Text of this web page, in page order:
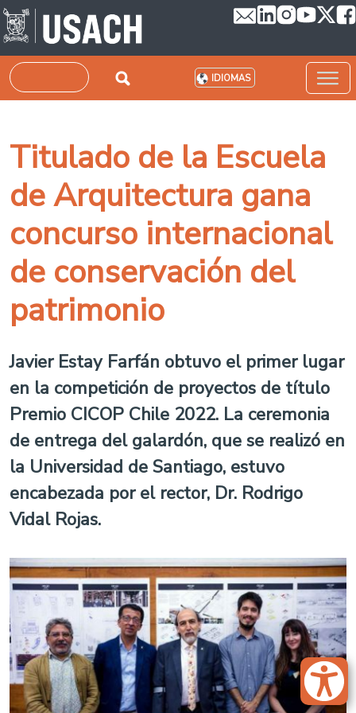
Pasar al contenido principal
Buscar IDIOMAS
Titulado de la Escuela
de Arquitectura gana
concurso internacional
de conservación del
patrimonio
Javier Estay Farfán obtuvo el primer lugar
en la competición de proyectos de título
Premio CICOP Chile 2022. La ceremonia
de entrega del galardón, que se realizó en
la Universidad de Santiago, estuvo
encabezada por el rector, Dr. Rodrigo
Vidal Rojas.